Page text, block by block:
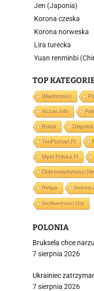
Jen (Japonia)
Korona czeska
Korona norweska
Lira turecka
Yuan renminbi
TOP
Wiadomości
Nczas.info
Rosja
TenPoznan.pl
Mysl-Polska.pl
Religia
Stolikwolnosci.org
POLONIA
Bruksela chce
7 sierpnia 2026
Ukrainiec
7 sierpnia 2026